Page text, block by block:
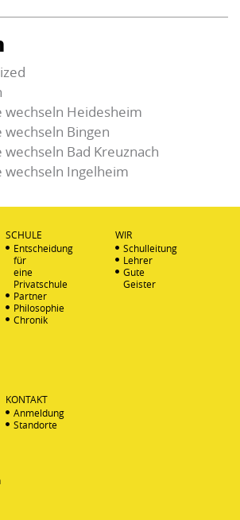
wechseln Heidesheim
wechseln Bingen
wechseln Bad Kreuznach
wechseln Ingelheim
SCHULE
Entscheidung
für
eine
Privatschule
Partner
Philosophie
Chronik
WIR
Schulleitung
Lehrer
Gute
Geister
KONTAKT
Anmeldung
Standorte